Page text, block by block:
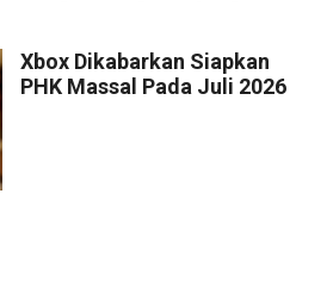
Xbox Dikabarkan Siapkan
PHK Massal Pada Juli 2026